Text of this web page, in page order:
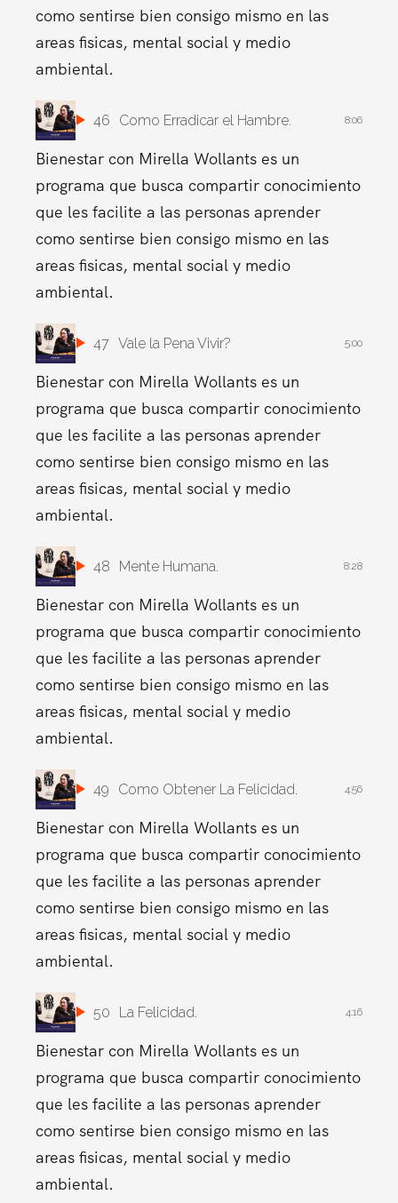
como sentirse bien consigo mismo en las
areas fisicas, mental social y medio
ambiental.
46 Como Erradicar el Hambre. 8:06
Bienestar con Mirella Wollants es un
programa que busca compartir conocimiento
que les facilite a las personas aprender
como sentirse bien consigo mismo en las
areas fisicas, mental social y medio
ambiental.
47 Vale la Pena Vivir? 5:00
Bienestar con Mirella Wollants es un
programa que busca compartir conocimiento
que les facilite a las personas aprender
como sentirse bien consigo mismo en las
areas fisicas, mental social y medio
ambiental.
48 Mente Humana. 8:28
Bienestar con Mirella Wollants es un
programa que busca compartir conocimiento
que les facilite a las personas aprender
como sentirse bien consigo mismo en las
areas fisicas, mental social y medio
ambiental.
49 Como Obtener La Felicidad. 4:56
Bienestar con Mirella Wollants es un
programa que busca compartir conocimiento
que les facilite a las personas aprender
como sentirse bien consigo mismo en las
areas fisicas, mental social y medio
ambiental.
50 La Felicidad. 4:16
Bienestar con Mirella Wollants es un
programa que busca compartir conocimiento
que les facilite a las personas aprender
como sentirse bien consigo mismo en las
areas fisicas, mental social y medio
ambiental.